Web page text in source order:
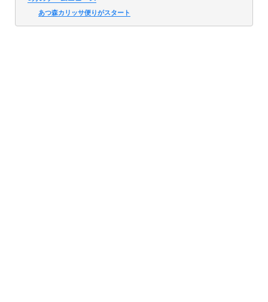
あつ森カリッサ便りがスタート